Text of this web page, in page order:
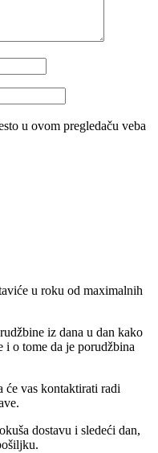
u ovom pregledaču veba
u roku od maximalnih
iz dana u dan kako
i o tome da je porudžbina
će vas kontaktirati radi
dostavu i sledeći dan,